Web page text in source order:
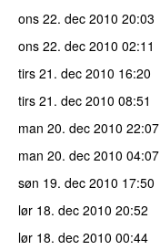
ons 22. dec 2010 20:03
ons 22. dec 2010 02:11
tirs 21. dec 2010 16:20
tirs 21. dec 2010 08:51
man 20. dec 2010 22:07
man 20. dec 2010 04:07
søn 19. dec 2010 17:50
lør 18. dec 2010 20:52
lør 18. dec 2010 00:44